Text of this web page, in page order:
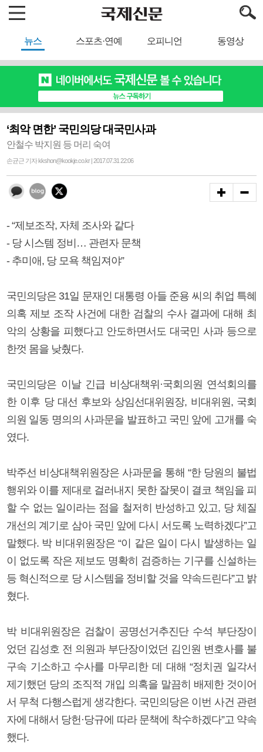
뉴스 스포츠·연예 오피니언 동영상
‘최악 면한’ 국민의당 대국민사과
안철수 박지원 등 머리 숙여
손균근 기자 kkshon@kookje.co.kr | 2017.07.31 22:06
- “제보조작, 자체 조사와 같다
- 당 시스템 정비… 관련자 문책
- 추미애, 당 모욕 책임져야”
국민의당은 31일 문재인 대통령 아들 준용 씨의 취업 특혜
의혹 제보 조작 사건에 대한 검찰의 수사 결과에 대해 최
악의 상황을 피했다고 안도하면서도 대국민 사과 등으로
한껏 몸을 낮췄다.
국민의당은 이날 긴급 비상대책위·국회의원 연석회의를
한 이후 당 대선 후보와 상임선대위원장, 비대위원, 국회
의원 일동 명의의 사과문을 발표하고 국민 앞에 고개를 숙
였다.
박주선 비상대책위원장은 사과문을 통해 “한 당원의 불법
행위와 이를 제대로 걸러내지 못한 잘못이 결코 책임을 피
할 수 없는 일이라는 점을 철저히 반성하고 있고, 당 체질
개선의 계기로 삼아 국민 앞에 다시 서도록 노력하겠다”고
말했다. 박 비대위원장은 “이 같은 일이 다시 발생하는 일
이 없도록 작은 제보도 명확히 검증하는 기구를 신설하는
등 혁신적으로 당 시스템을 정비할 것을 약속드린다”고 밝
혔다.
박 비대위원장은 검찰이 공명선거추진단 수석 부단장이
었던 김성호 전 의원과 부단장이었던 김인원 변호사를 불
구속 기소하고 수사를 마무리한 데 대해 “정치권 일각서
제기했던 당의 조직적 개입 의혹을 말끔히 배제한 것이어
서 무척 다행스럽게 생각한다. 국민의당은 이번 사건 관련
자에 대해서 당헌·당규에 따라 문책에 착수하겠다”고 약속
했다.